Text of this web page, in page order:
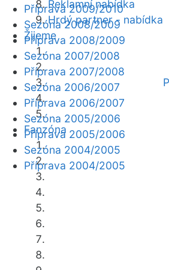
Reklamní nabídka
Hrdý partner - nabídka
Žijeme
Fanzóna
Příprava 2009/2010
Sezóna 2008/2009
Příprava 2008/2009
Sezóna 2007/2008
Příprava 2007/2008
Sezóna 2006/2007
Příprava 2006/2007
Sezóna 2005/2006
Příprava 2005/2006
Sezóna 2004/2005
Příprava 2004/2005